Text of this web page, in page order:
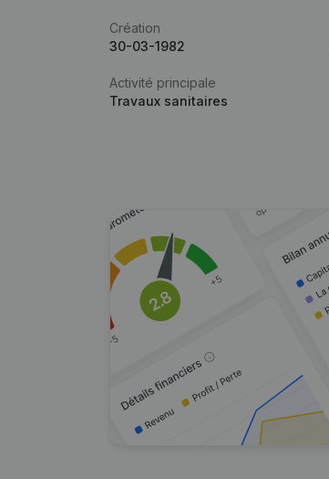
Création
30-03-1982
Activité principale
Travaux sanitaires